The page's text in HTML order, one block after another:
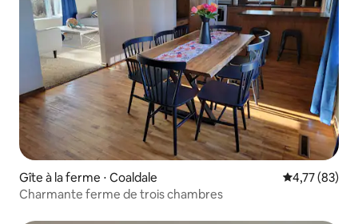
Gîte à la ferme ⋅ Coaldale Évaluation
4,77 (83)
Charmante ferme de trois chambres